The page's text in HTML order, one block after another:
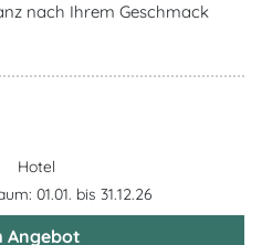
nach Ihrem Geschmack
Hotel
01.01. bis 31.12.26
Angebot